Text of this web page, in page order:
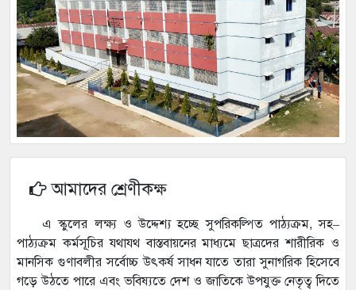
আমাদের শ্রেণীকক্ষ
এ স্কুলের লক্ষ্য ও উদ্দেশ্য হচ্ছে সুপরিকল্পিত পাঠ্যক্রম, সহ–
পাঠ্যক্রম কর্মসূচির যথাযথ বাস্তবায়নের মাধ্যমে ছাত্রদের শারীরিক ও
মানসিক গুণাবলীর সর্বোচ্চ উৎকর্ষ সাধন যাতে তারা সুনাগরিক হিসেবে
গড়ে উঠতে পারে এবং ভবিষ্যতে দেশ ও জাতিকে উপযুক্ত নেতৃত্ব দিতে